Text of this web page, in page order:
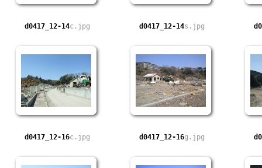
d0417_12-14c.jpg d0417_12-14s.jpg
d0417_12-16c.jpg d0417_12-16g.jpg